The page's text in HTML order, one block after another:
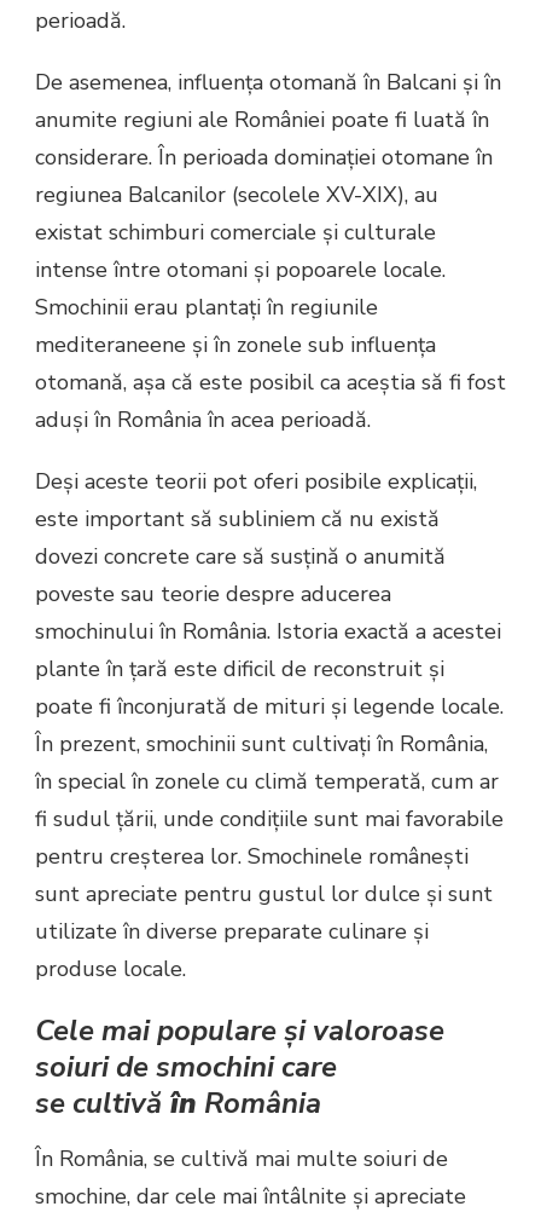
perioadă.
De asemenea, influența otomană în Balcani și în
anumite regiuni ale României poate fi luată în
considerare. În perioada dominației otomane în
regiunea Balcanilor (secolele XV-XIX), au
existat schimburi comerciale și culturale
intense între otomani și popoarele locale.
Smochinii erau plantați în regiunile
mediteraneene și în zonele sub influența
otomană, așa că este posibil ca aceștia să fi fost
aduși în România în acea perioadă.
Deși aceste teorii pot oferi posibile explicații,
este important să subliniem că nu există
dovezi concrete care să susțină o anumită
poveste sau teorie despre aducerea
smochinului în România. Istoria exactă a acestei
plante în țară este dificil de reconstruit și
poate fi înconjurată de mituri și legende locale.
În prezent, smochinii sunt cultivați în România,
în special în zonele cu climă temperată, cum ar
fi sudul țării, unde condițiile sunt mai favorabile
pentru creșterea lor. Smochinele românești
sunt apreciate pentru gustul lor dulce și sunt
utilizate în diverse preparate culinare și
produse locale.
Cele mai populare și valoroase
soiuri de smochini care
se cultivă în România
În România, se cultivă mai multe soiuri de
smochine, dar cele mai întâlnite și apreciate